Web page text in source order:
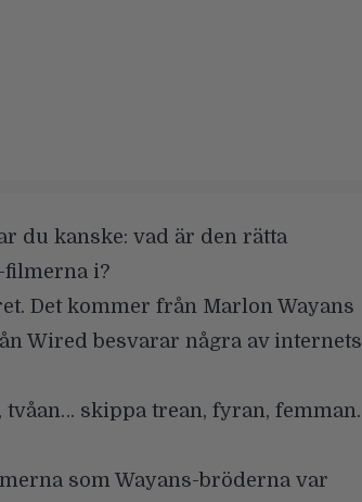
du kanske: vad är den rätta
filmerna i?
Det kommer från Marlon Wayans
Wired besvarar några av internets
tvåan… skippa trean, fyran, femman.
som Wayans-bröderna var